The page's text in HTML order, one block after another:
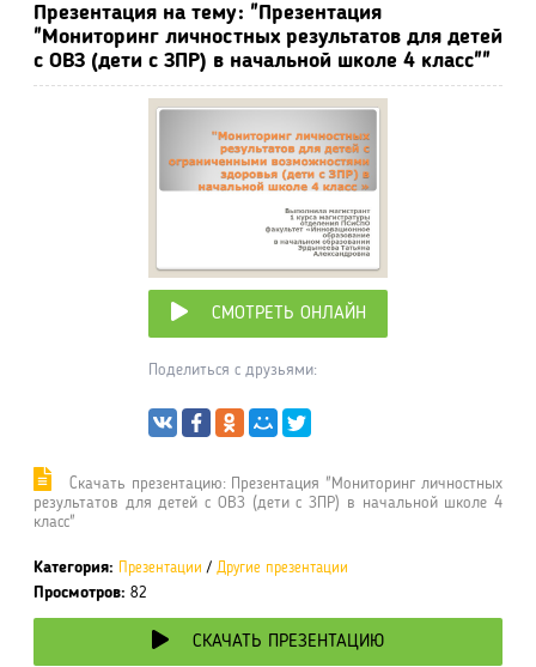
Презентация на тему: "Презентация
"Мониторинг личностных результатов для детей
с ОВЗ (дети с ЗПР) в начальной школе 4 класс""
СМОТРЕТЬ ОНЛАЙН
Поделиться с друзьями:
Cкачать презентацию: Презентация "Мониторинг личностных
результатов для детей с ОВЗ (дети с ЗПР) в начальной школе 4
класс"
Категория: Презентации / Другие презентации
Просмотров: 82
СКАЧАТЬ ПРЕЗЕНТАЦИЮ